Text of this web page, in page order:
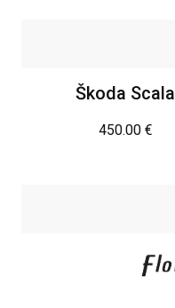
Škoda Scala
450.00 €